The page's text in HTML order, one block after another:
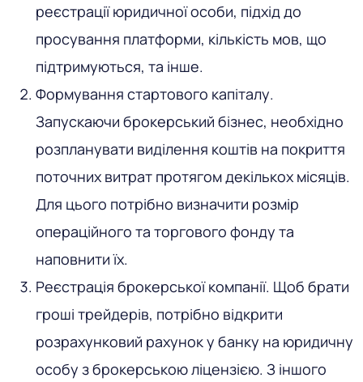
реєстрації юридичної особи, підхід до
просування платформи, кількість мов, що
підтримуються, та інше.
Формування стартового капіталу.
Запускаючи брокерський бізнес, необхідно
розпланувати виділення коштів на покриття
поточних витрат протягом декількох місяців.
Для цього потрібно визначити розмір
операційного та торгового фонду та
наповнити їх.
Реєстрація брокерської компанії. Щоб брати
гроші трейдерів, потрібно відкрити
розрахунковий рахунок у банку на юридичну
особу з брокерською ліцензією. З іншого